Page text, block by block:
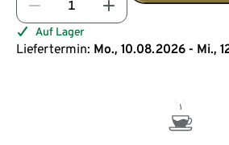
Auf Lager
Liefertermin: Mo., 10.08.2026 - Mi.,